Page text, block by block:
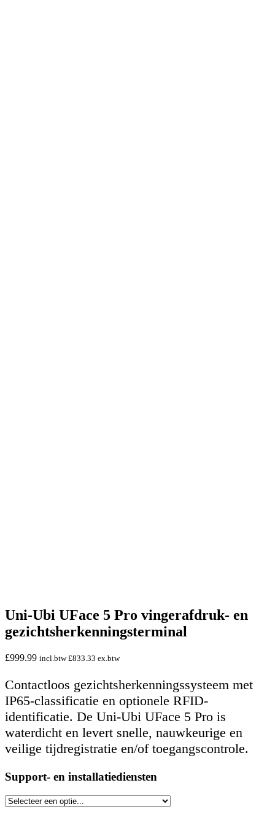
Uni-Ubi UFace 5 Pro vingerafdruk- en
gezichtsherkenningsterminal
£999.99 incl.btw£833.33 ex.btw
Contactloos gezichtsherkenningssysteem met
IP65-classificatie en optionele RFID-
identificatie. De Uni-Ubi UFace 5 Pro is
waterdicht en levert snelle, nauwkeurige en
veilige tijdregistratie en/of toegangscontrole.
Support- en installatiediensten